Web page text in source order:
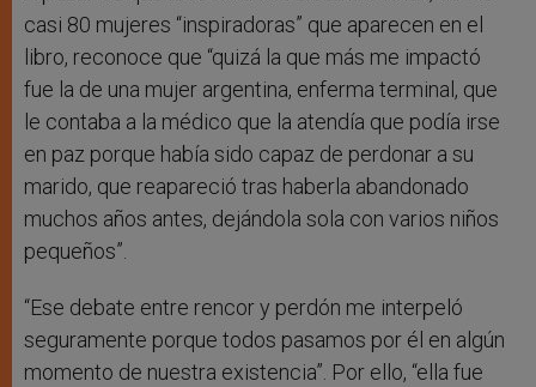
casi 80 mujeres “inspiradoras” que aparecen en el
libro, reconoce que “quizá la que más me impactó
fue la de una mujer argentina, enferma terminal, que
le contaba a la médico que la atendía que podía irse
en paz porque había sido capaz de perdonar a su
marido, que reapareció tras haberla abandonado
muchos años antes, dejándola sola con varios niños
pequeños”.
“Ese debate entre rencor y perdón me interpeló
seguramente porque todos pasamos por él en algún
momento de nuestra existencia”. Por ello, “ella fue